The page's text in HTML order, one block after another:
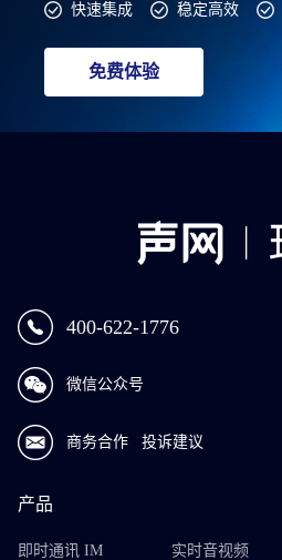
快速集成 稳定高效
免费体验
400-622-1776
微信公众号
商务合作 投诉建议
产品
即时通讯 IM 实时音视频